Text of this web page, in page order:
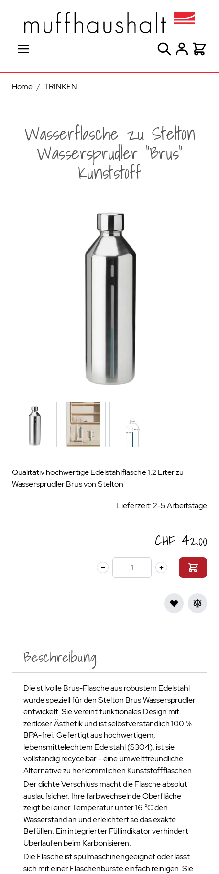
Suche
Home / TRINKEN
Wasserflasche zu Stelton
Wassersprudler "Brus"
Kunststoff
Qualitativ hochwertige Edelstahlflasche 1.2 Liter zu
Wassersprudler Brus von Stelton
Lieferzeit: 2-5 Arbeitstage
CHF 42.00
Menge
Beschreibung
Die stilvolle Brus-Flasche aus robustem Edelstahl
wurde speziell für den Stelton Brus Wassersprudler
entwickelt. Sie vereint funktionales Design mit
zeitloser Ästhetik und ist selbstverständlich 100 %
BPA-frei. Gefertigt aus hochwertigem,
lebensmittelechtem Edelstahl (S304), ist sie
vollständig recycelbar - eine umweltfreundliche
Alternative zu herkömmlichen Kunststoffflaschen.
Der dichte Verschluss macht die Flasche absolut
auslaufsicher. Ihre farbwechselnde Oberfläche
zeigt bei einer Temperatur unter 16 °C den
Wasserstand an und erleichtert so das exakte
Befüllen. Ein integrierter Füllindikator verhindert
Überlaufen beim Karbonisieren.
Die Flasche ist spülmaschinengeeignet oder lässt
sich mit einer Flaschenbürste einfach reinigen. Sie